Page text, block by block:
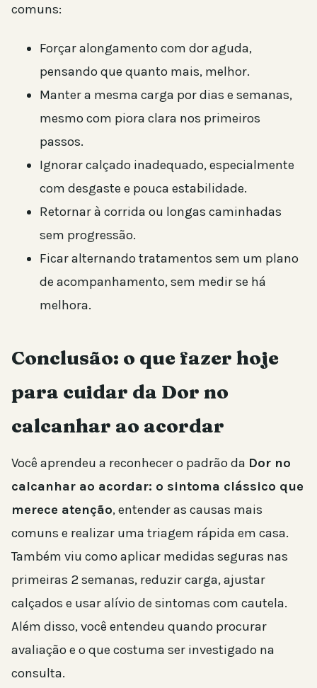
comuns:
Forçar alongamento com dor aguda,
pensando que quanto mais, melhor.
Manter a mesma carga por dias e semanas,
mesmo com piora clara nos primeiros
passos.
Ignorar calçado inadequado, especialmente
com desgaste e pouca estabilidade.
Retornar à corrida ou longas caminhadas
sem progressão.
Ficar alternando tratamentos sem um plano
de acompanhamento, sem medir se há
melhora.
Conclusão: o que fazer hoje
para cuidar da Dor no
calcanhar ao acordar
Você aprendeu a reconhecer o padrão da Dor no
calcanhar ao acordar: o sintoma clássico que
merece atenção, entender as causas mais
comuns e realizar uma triagem rápida em casa.
Também viu como aplicar medidas seguras nas
primeiras 2 semanas, reduzir carga, ajustar
calçados e usar alívio de sintomas com cautela.
Além disso, você entendeu quando procurar
avaliação e o que costuma ser investigado na
consulta.